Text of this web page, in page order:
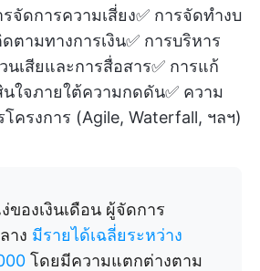
จัดการความเสี่ยง✅ การจัดทำงบ
ามทางการเงิน✅ การบริหาร
เสียและการสื่อสาร✅ การแก้
ใจภายใต้ความกดดัน✅ ความ
ครงการ (Agile, Waterfall, ฯลฯ)
ของเงินเดือน ผู้จัดการ
าง มีรายได้เฉลี่ยระหว่าง
โดยมีความแตกต่างตาม